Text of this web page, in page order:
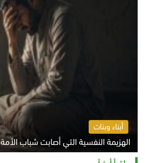
أبناء وبنات
الهزيمة النفسية التي أصابت شباب الأمة
الخميس 6 أغسطس 2026 11:12 ص